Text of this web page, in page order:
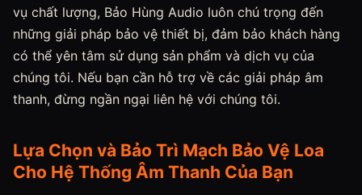
vụ chất lượng, Bảo Hùng Audio luôn chú trọng đến
những giải pháp bảo vệ thiết bị, đảm bảo khách hàng
có thể yên tâm sử dụng sản phẩm và dịch vụ của
chúng tôi. Nếu bạn cần hỗ trợ về các giải pháp âm
thanh, đừng ngần ngại liên hệ với chúng tôi.
Lựa Chọn và Bảo Trì Mạch Bảo Vệ Loa
Cho Hệ Thống Âm Thanh Của Bạn